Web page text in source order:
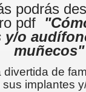
podrás
pdf
y/o
muñecos"
divertida de
sus implantes